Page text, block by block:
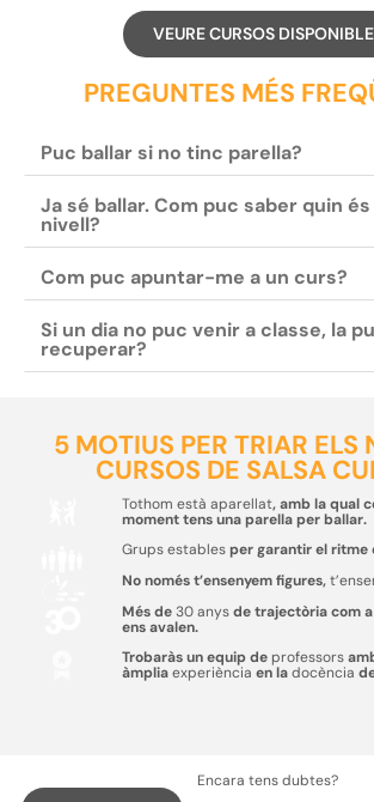
VEURE CURSOS
PREGUNTES MÉS
Puc ballar si no tinc parella?
Ja sé ballar. Com puc saber quin
nivell?
Com puc apuntar-me a un curs?
Si un dia no puc venir a classe, la
recuperar?
5 MOTIUS PER TRIAR ELS
CURSOS DE SALSA
Tothom està aparellat, amb la qual
moment tens una parella per ballar.
Grups establesper garantir el ritme
No només t’ensenyem figures,
Més de30 anysde trajectòria com a
ens avalen.
Trobaràs un equip deprofessors
àmpliaexperiència en ladocència
Encara tens dubtes?